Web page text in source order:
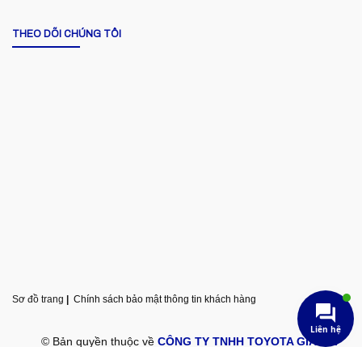
THEO DÕI CHÚNG TÔI
Sơ đồ trang Chính sách bảo mật thông tin khách hàng
© Bản quyền thuộc về CÔNG TY TNHH TOYOTA GIA LAI
Liên hệ